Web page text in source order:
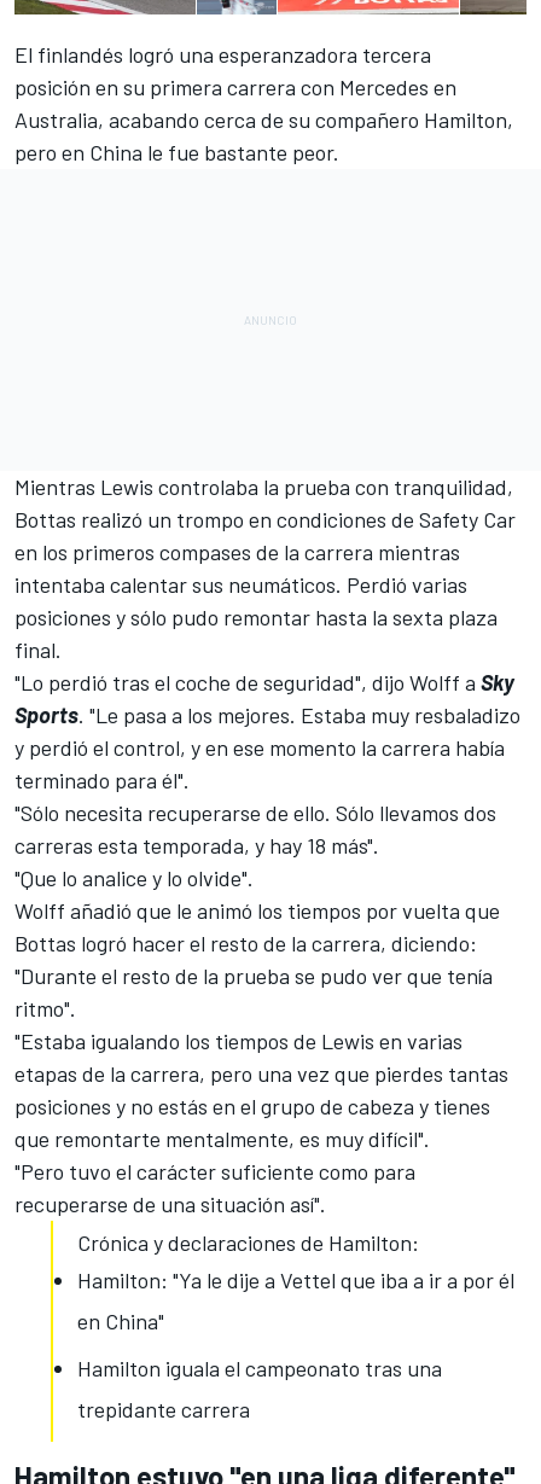
El finlandés logró una esperanzadora tercera
posición en su primera carrera con Mercedes en
Australia, acabando cerca de su compañero Hamilton,
pero en China le fue bastante peor.
Mientras Lewis controlaba la prueba con tranquilidad,
Bottas realizó un trompo en condiciones de Safety Car
en los primeros compases de la carrera mientras
intentaba calentar sus neumáticos. Perdió varias
posiciones y sólo pudo remontar hasta la sexta plaza
final.
"Lo perdió tras el coche de seguridad", dijo Wolff a Sky
Sports. "Le pasa a los mejores. Estaba muy resbaladizo
y perdió el control, y en ese momento la carrera había
terminado para él".
"Sólo necesita recuperarse de ello. Sólo llevamos dos
carreras esta temporada, y hay 18 más".
"Que lo analice y lo olvide".
Wolff añadió que le animó los tiempos por vuelta que
Bottas logró hacer el resto de la carrera, diciendo:
"Durante el resto de la prueba se pudo ver que tenía
ritmo".
"Estaba igualando los tiempos de Lewis en varias
etapas de la carrera, pero una vez que pierdes tantas
posiciones y no estás en el grupo de cabeza y tienes
que remontarte mentalmente, es muy difícil".
"Pero tuvo el carácter suficiente como para
recuperarse de una situación así".
Crónica y declaraciones de Hamilton:
Hamilton: "Ya le dije a Vettel que iba a ir a por él
en China"
Hamilton iguala el campeonato tras una
trepidante carrera
Hamilton estuvo "en una liga diferente"